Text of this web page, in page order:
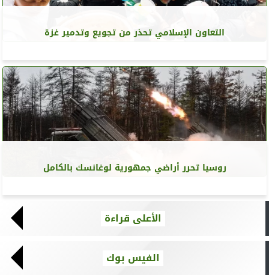
التعاون الإسلامي تحذر من تجويع وتدمير غزة
روسيا تحرر أراضي جمهورية لوغانسك بالكامل
الأعلى قراءة
الفيس بوك